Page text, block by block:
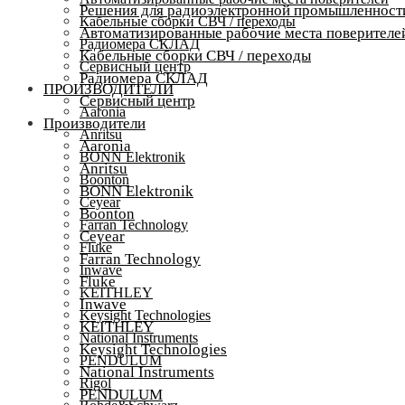
Кабельные сборки СВЧ / переходы
Радиомера СКЛАД
Сервисный центр
ПРОИЗВОДИТЕЛИ
Aaronia
Anritsu
BONN Elektronik
Boonton
Ceyear
Farran Technology
Fluke
Inwave
KEITHLEY
Keysight Technologies
National Instruments
PENDULUM
Rigol
Решения для радиоэлектронной
Автоматизированные рабочие места
Кабельные сборки СВЧ / переходы
Радиомера СКЛАД
Сервисный центр
Производители
Aaronia
Anritsu
BONN Elektronik
Boonton
Ceyear
Farran Technology
Fluke
Inwave
KEITHLEY
Keysight Technologies
National Instruments
PENDULUM